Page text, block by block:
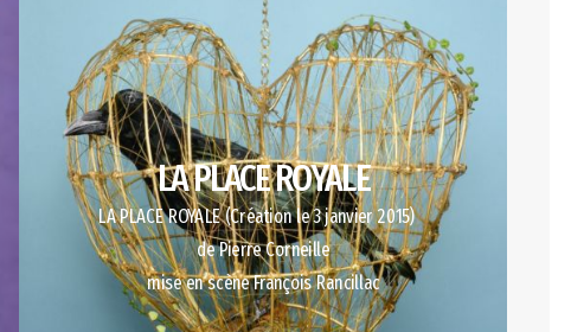
LA PLACE ROYALE
LA PLACE ROYALE (Création le 3 janvier 2015)
de Pierre Corneille
mise en scène François Rancillac